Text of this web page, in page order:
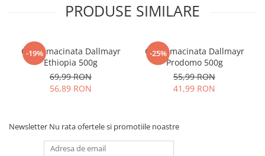
PRODUSE SIMILARE
-19%
Cafea macinata Dallmayr
Ethiopia 500g
69,99 RON
56,89 RON
-25%
Cafea macinata Dallmayr
Prodomo 500g
55,99 RON
41,99 RON
Newsletter Nu rata ofertele si promotiile noastre